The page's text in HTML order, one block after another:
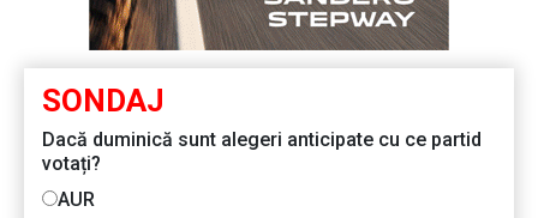
SONDAJ
Dacă duminică sunt alegeri anticipate cu ce partid
votați?
AUR